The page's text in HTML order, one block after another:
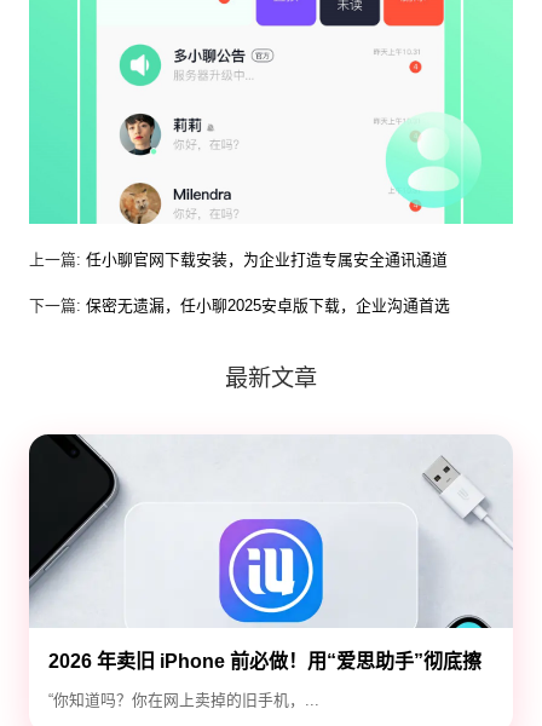
上一篇: 任小聊官网下载安装，为企业打造专属安全通讯通道
下一篇: 保密无遗漏，任小聊2025安卓版下载，企业沟通首选
最新文章
2026 年卖旧 iPhone 前必做！用“爱思助手”彻底擦
除隐私，防止数据泄露
“你知道吗？你在网上卖掉的旧手机，...